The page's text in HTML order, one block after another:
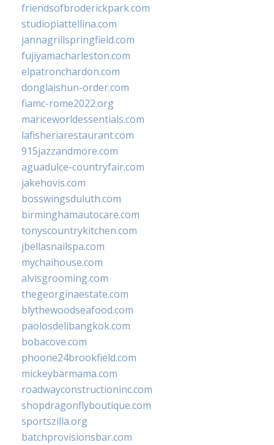
friendsofbroderickpark.com
studiopiattellina.com
jannagrillspringfield.com
fujiyamacharleston.com
elpatronchardon.com
donglaishun-order.com
fiamc-rome2022.org
mariceworldessentials.com
lafisheriarestaurant.com
915jazzandmore.com
aguadulce-countryfair.com
jakehovis.com
bosswingsduluth.com
birminghamautocare.com
tonyscountrykitchen.com
jbellasnailspa.com
mychaihouse.com
alvisgrooming.com
thegeorginaestate.com
blythewoodseafood.com
paolosdelibangkok.com
bobacove.com
phoone24brookfield.com
mickeybarmama.com
roadwayconstructioninc.com
shopdragonflyboutique.com
sportszilla.org
batchprovisionsbar.com